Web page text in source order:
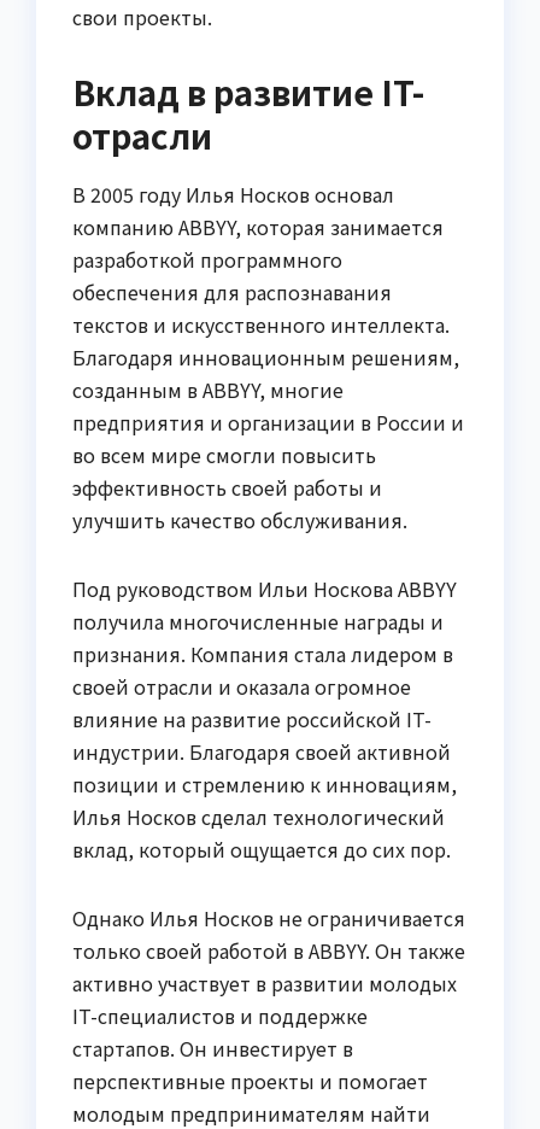
свои проекты.
Вклад в развитие IT-
отрасли
В 2005 году Илья Носков основал
компанию ABBYY, которая занимается
разработкой программного
обеспечения для распознавания
текстов и искусственного интеллекта.
Благодаря инновационным решениям,
созданным в ABBYY, многие
предприятия и организации в России и
во всем мире смогли повысить
эффективность своей работы и
улучшить качество обслуживания.
Под руководством Ильи Носкова ABBYY
получила многочисленные награды и
признания. Компания стала лидером в
своей отрасли и оказала огромное
влияние на развитие российской IT-
индустрии. Благодаря своей активной
позиции и стремлению к инновациям,
Илья Носков сделал технологический
вклад, который ощущается до сих пор.
Однако Илья Носков не ограничивается
только своей работой в ABBYY. Он также
активно участвует в развитии молодых
IT-специалистов и поддержке
стартапов. Он инвестирует в
перспективные проекты и помогает
молодым предпринимателям найти